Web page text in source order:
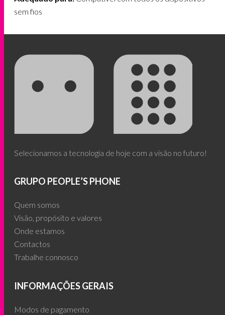
sem fios
Selecionamos a tecnologia de hoje com a visão no futuro!
GRUPO PEOPLE’S PHONE
Quem somos
Visão, propósito e valores
Onde estamos
Contactos
Trabalhe connosco
INFORMAÇÕES GERAIS
Modos de pagamento